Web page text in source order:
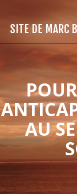
SITE DE MARC
AU